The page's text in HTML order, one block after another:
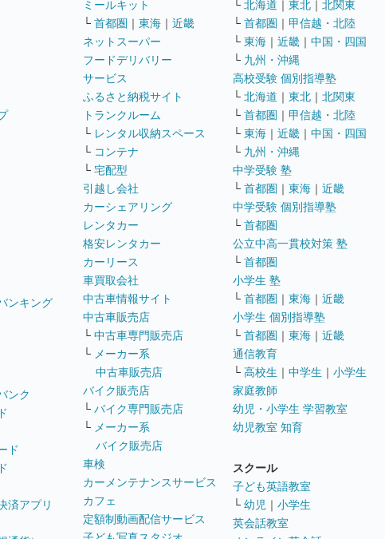
ンキング
ンク
ド
済アプリ
ミールキット
└ 首都圏 ｜ 東海 ｜ 近畿
ネットスーパー
フードデリバリー
サービス
ふるさと納税サイト
トランクルーム
└ レンタル収納スペース
└ コンテナ
└ 宅配型
引越し会社
カーシェアリング
レンタカー
格安レンタカー
カーリース
車買取会社
中古車情報サイト
中古車販売店
└ 中古車専門販売店
└ メーカー系
中古車販売店
バイク販売店
└ バイク専門販売店
└ メーカー系
バイク販売店
車検
カーメンテナンスサービス
カフェ
定額制動画配信サービス
└ 北海道 ｜ 東北 ｜ 北関東
└ 首都圏 ｜ 甲信越・北陸
└ 東海 ｜ 近畿 ｜ 中国・四国
└ 九州・沖縄
高校受験 個別指導塾
└ 北海道 ｜ 東北 ｜ 北関東
└ 首都圏 ｜ 甲信越・北陸
└ 東海 ｜ 近畿 ｜ 中国・四国
└ 九州・沖縄
中学受験 塾
└ 首都圏 ｜ 東海 ｜ 近畿
中学受験 個別指導塾
└ 首都圏
公立中高一貫校対策 塾
└ 首都圏
小学生 塾
└ 首都圏 ｜ 東海 ｜ 近畿
小学生 個別指導塾
└ 首都圏 ｜ 東海 ｜ 近畿
通信教育
└ 高校生 ｜ 中学生 ｜ 小学生
家庭教師
幼児・小学生 学習教室
幼児教室 知育
スクール
子ども英語教室
└ 幼児 ｜ 小学生
英会話教室